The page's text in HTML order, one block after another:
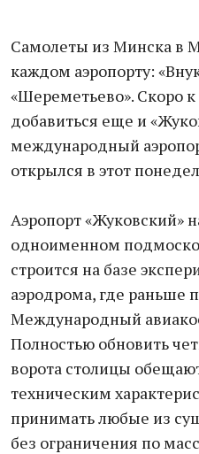
Самолеты из Минска в
каждом аэропорту:
«Шереметьево». Скоро
добавиться еще и
международный
открылся в этот
Аэропорт «Жуковский»
одноименном
строится на базе
аэродрома, где раньше
Международный
Полностью обновить
ворота столицы
техническим
принимать любые из
без ограничения по